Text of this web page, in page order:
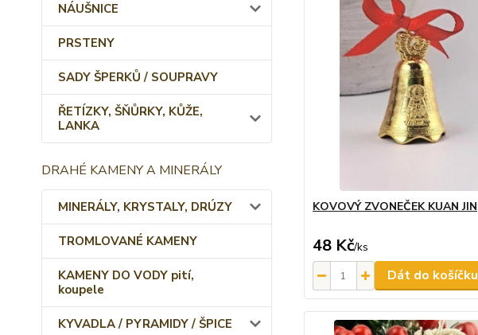
NÁUŠNICE
PRSTENY
SADY ŠPERKŮ / SOUPRAVY
ŘETÍZKY, ŠŇŮRKY, KŮŽE,
LANKA
DRAHÉ KAMENY A MINERÁLY
MINERÁLY, KRYSTALY, DRÚZY
TROMLOVANÉ KAMENY
KAMENY DO VODY pití,
koupele
KYVADLA / PYRAMIDY / ŠPICE
KOVOVÝ ZVONEČEK KUAN JIN
48 Kč/ks
Dát do košíčku